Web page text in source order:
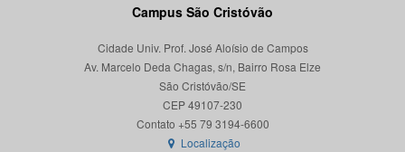
Campus São Cristóvão
Cidade Univ. Prof. José Aloísio de Campos
Av. Marcelo Deda Chagas, s/n, Bairro Rosa Elze
São Cristóvão/SE
CEP 49107-230
Localização